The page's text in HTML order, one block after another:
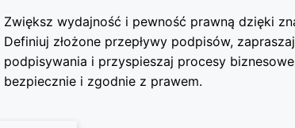
Zwiększ wydajność i pewność prawną dzięki
Definiuj złożone przepływy podpisów,
podpisywania i przyspieszaj procesy
bezpiecznie i zgodnie z prawem.